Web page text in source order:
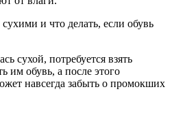
сухой, потребуется взять
им обувь, а после этого
навсегда забыть о промокших